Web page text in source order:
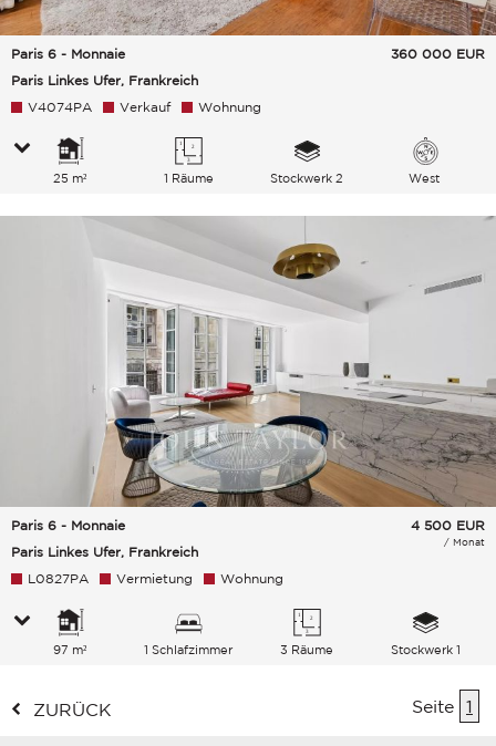
Paris 6 - Monnaie
Paris Linkes Ufer, Frankreich
360 000 EUR
V4074PA Verkauf Wohnung
25 m² 1 Räume Stockwerk 2 West
Paris 6 - Monnaie
Paris Linkes Ufer, Frankreich
4 500 EUR
/ Monat
L0827PA Vermietung Wohnung
97 m² 1 Schlafzimmer 3 Räume Stockwerk 1
ZURÜCK Seite 1